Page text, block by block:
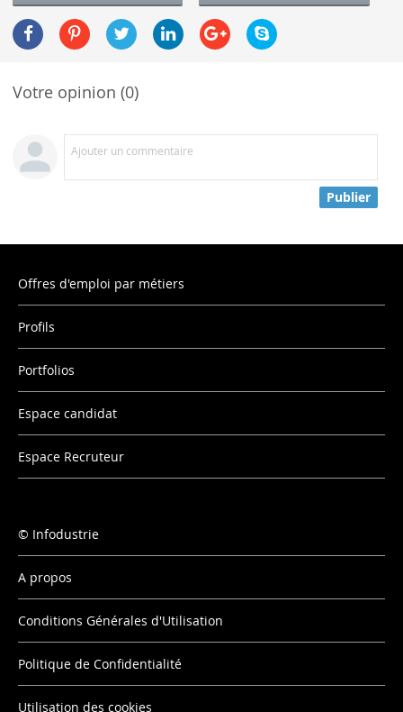
Votre opinion (0)
Ajouter un commentaire
Publier
Offres d'emploi par métiers
Profils
Portfolios
Espace candidat
Espace Recruteur
Infodustrie
A propos
Conditions Générales d'Utilisation
Politique de Confidentialité
Utilisation des cookies